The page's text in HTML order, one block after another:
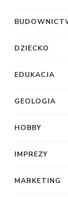
DZIECKO
EDUKACJA
GEOLOGIA
HOBBY
IMPREZY
MARKETING